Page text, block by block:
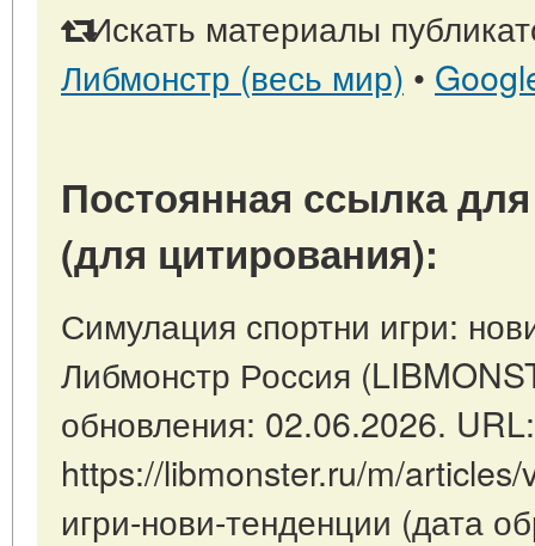
Искать материалы
Либмонстр (весь мир) •
Постоянная ссылка
(для цитирования):
Симулация спортни игри:
Либмонстр Россия
обновления: 02.06.2026. URL:
https://libmonster.ru/m/
игри-нови-тенденции (дата